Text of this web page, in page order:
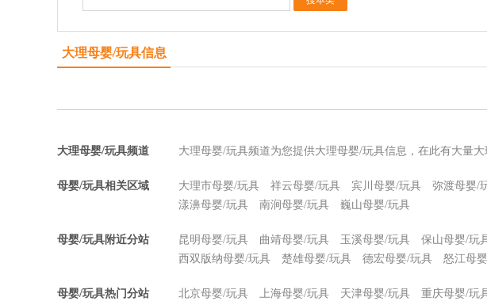
大理母婴/玩具信息
大理母婴/玩具频道 大理母婴/玩具频道为您提供大理母婴/玩具信息，在此有大量
母婴/玩具相关区域 大理市母婴/玩具 祥云母婴/玩具 宾川母婴/玩具 弥渡母婴/
漾濞母婴/玩具
南涧母婴/玩具 巍山母婴/玩具
母婴/玩具附近分站 昆明母婴/玩具 曲靖母婴/玩具 玉溪母婴/玩具 保山母婴/玩
西双版纳母婴/玩具
楚雄母婴/玩具 德宏母婴/玩具 怒江母
母婴/玩具热门分站 北京母婴/玩具 上海母婴/玩具 天津母婴/玩具 重庆母婴/玩